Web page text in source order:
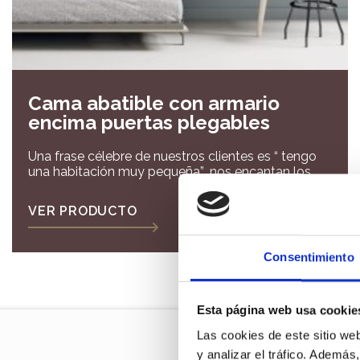
Consentimiento
Esta página web usa
Las cookies de este sitio
y analizar el tráfico.
Cama abatible con armario
encima puertas plegables
Una frase célebre de nuestros clientes es “ tengo
una habitación muy pequeña” ,nos encantan los
espacio en el que puedas guardar toda tu
ropa,dormir y estudiar es uno de los retos que más
nos gustan ¿Crees que es imposible? ¿Por que
Tráenos las medidas de tu dormitorio y deja que
nuestro equipo haga de tu habitación el espacio
VER PRODUCTO